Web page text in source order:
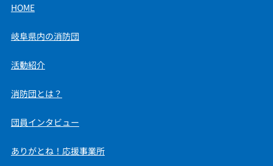
HOME
岐阜県内の消防団
活動紹介
消防団とは？
団員インタビュー
ありがとね！応援事業所